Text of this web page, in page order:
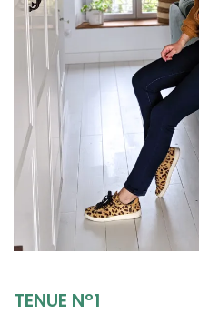
TENUE N°1